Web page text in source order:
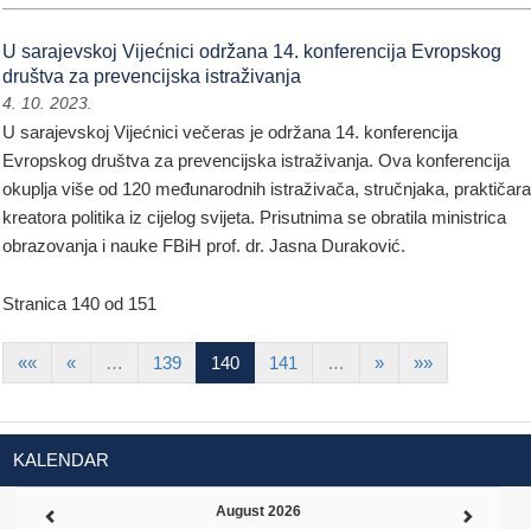
U sarajevskoj Vijećnici održana 14. konferencija Evropskog
društva za prevencijska istraživanja
4. 10. 2023.
U sarajevskoj Vijećnici večeras je održana 14. konferencija
Evropskog društva za prevencijska istraživanja. Ova konferencija
okuplja više od 120 međunarodnih istraživača, stručnjaka,
kreatora politika iz cijelog svijeta. Prisutnima se obratila ministrica
obrazovanja i nauke FBiH prof. dr. Jasna Duraković.
Stranica 140 od 151
«« « … 139 140 141 … » »»
KALENDAR
August 2026